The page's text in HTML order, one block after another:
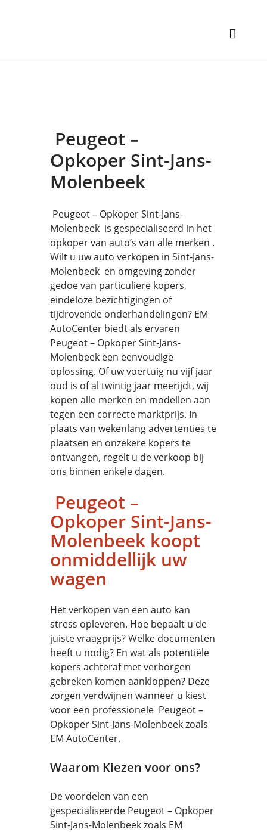
Peugeot –
Opkoper Sint-Jans-
Molenbeek
Peugeot – Opkoper Sint-Jans-
Molenbeek is gespecialiseerd in het
opkoper van auto’s van alle merken .
Wilt u uw auto verkopen in Sint-Jans-
Molenbeek en omgeving zonder
gedoe van particuliere kopers,
eindeloze bezichtigingen of
tijdrovende onderhandelingen? EM
AutoCenter biedt als ervaren
Peugeot – Opkoper Sint-Jans-
Molenbeek een eenvoudige
oplossing. Of uw voertuig nu vijf jaar
oud is of al twintig jaar meerijdt, wij
kopen alle merken en modellen aan
tegen een correcte marktprijs. In
plaats van wekenlang advertenties te
plaatsen en onzekere kopers te
ontvangen, regelt u de verkoop bij
ons binnen enkele dagen.
Peugeot –
Opkoper Sint-Jans-
Molenbeek koopt
onmiddellijk uw
wagen
Het verkopen van een auto kan
stress opleveren. Hoe bepaalt u de
juiste vraagprijs? Welke documenten
heeft u nodig? En wat als potentiële
kopers achteraf met verborgen
gebreken komen aankloppen? Deze
zorgen verdwijnen wanneer u kiest
voor een professionele Peugeot –
Opkoper Sint-Jans-Molenbeek zoals
EM AutoCenter.
Waarom Kiezen voor ons?
De voordelen van een
gespecialiseerde Peugeot – Opkoper
Sint-Jans-Molenbeek zoals EM